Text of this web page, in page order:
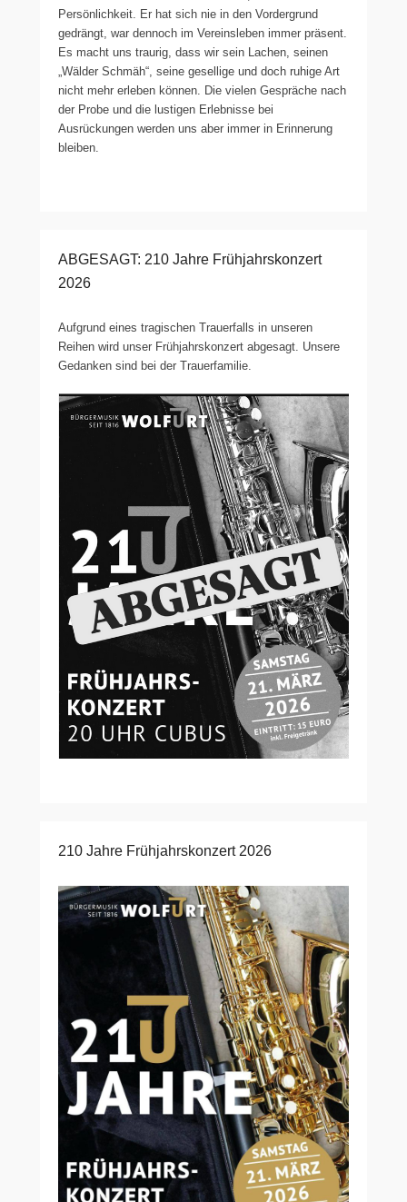
Persönlichkeit. Er hat sich nie in den Vordergrund
gedrängt, war dennoch im Vereinsleben immer präsent.
Es macht uns traurig, dass wir sein Lachen, seinen
„Wälder Schmäh“, seine gesellige und doch ruhige Art
nicht mehr erleben können. Die vielen Gespräche nach
der Probe und die lustigen Erlebnisse bei
Ausrückungen werden uns aber immer in Erinnerung
bleiben.
ABGESAGT: 210 Jahre Frühjahrskonzert
2026
Aufgrund eines tragischen Trauerfalls in unseren
Reihen wird unser Frühjahrskonzert abgesagt. Unsere
Gedanken sind bei der Trauerfamilie.
210 Jahre Frühjahrskonzert 2026